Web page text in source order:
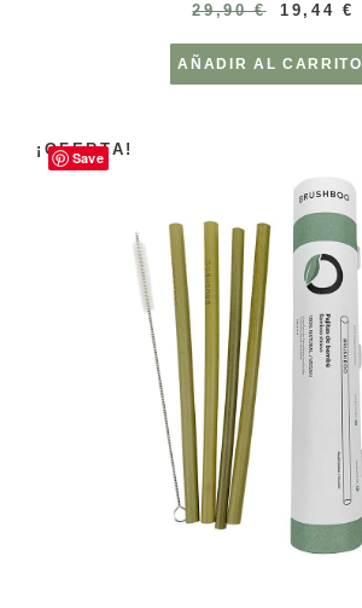
29,90€ 19,44 €
AÑADIR AL CARRITO
Save
¡OFERTA!